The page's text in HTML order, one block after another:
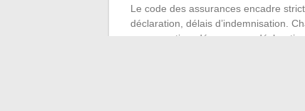
Le code des assurances encadre
déclaration, délais d’indemnisation.
ses garanties, déposer une